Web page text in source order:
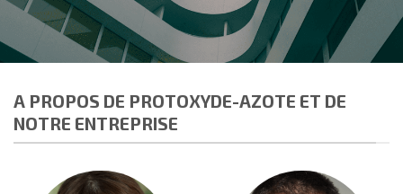
A PROPOS DE PROTOXYDE-AZOTE ET DE
NOTRE ENTREPRISE